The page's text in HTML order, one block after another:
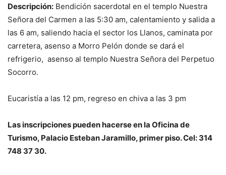
Descripción: Bendición sacerdotal en el templo Nuestra
Señora del Carmen a las 5:30 am, calentamiento y salida a
las 6 am, saliendo hacia el sector los Llanos, caminata por
carretera, asenso a Morro Pelón donde se dará el
refrigerio, asenso al templo Nuestra Señora del Perpetuo
Socorro.
Eucaristía a las 12 pm, regreso en chiva a las 3 pm
Las inscripciones pueden hacerse en la Oficina de
Turismo, Palacio Esteban Jaramillo, primer piso. Cel: 314
748 37 30.